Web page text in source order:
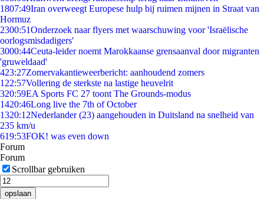
1807:49Iran overweegt Europese hulp bij ruimen mijnen in Straat van
Hormuz
2300:51Onderzoek naar flyers met waarschuwing voor 'Israëlische
oorlogsmisdadigers'
3000:44Ceuta-leider noemt Marokkaanse grensaanval door migranten
'gruweldaad'
423:27Zomervakantieweerbericht: aanhoudend zomers
1 22:57Vollering de sterkste na lastige heuvelrit
320:59EA Sports FC 27 toont The Grounds-modus
1420:46Long live the 7th of October
1320:12Nederlander (23) aangehouden in Duitsland na snelheid van
235 km/u
619:53FOK! was even down
Forum
Forum
Scrollbar gebruiken
opslaan